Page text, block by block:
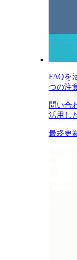
FAQを
つの注
問い合
活用し
最終更